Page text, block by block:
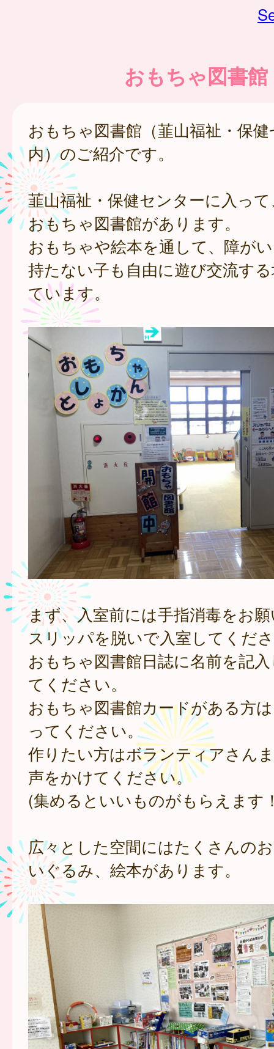
おもちゃ図書館
おもちゃ図書館（韮山福祉・保
内）のご紹介です。
韮山福祉・保健センターに入っ
おもちゃ図書館があります。
おもちゃや絵本を通して、障が
持たない子も自由に遊び交流す
ています。
まず、入室前には手指消毒をお
スリッパを脱いで入室してくだ
おもちゃ図書館日誌に名前を記
てください。
おもちゃ図書館カードがある方
ってください。
作りたい方はボランティアさん
声をかけてください。
(集めるといいものがもらえます
広々とした空間にはたくさんの
いぐるみ、絵本があります。